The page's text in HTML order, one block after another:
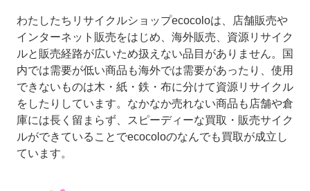
わたしたちリサイクルショップecocoloは、店舗販売や
インターネット販売をはじめ、海外販売、資源リサイク
ルと販売経路が広いため扱えない品目がありません。国
内では需要が低い商品も海外では需要があったり、使用
できないものは木・紙・鉄・布に分けて資源リサイクル
をしたりしています。なかなか売れない商品も店舗や倉
庫には長く留まらず、スピーディーな買取・販売サイク
ルができていることでecocoloのなんでも買取が成立し
ています。